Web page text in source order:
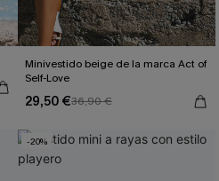
Minivestido beige de la marca Act of
Self-Love
29,50 €36,90 €
-20%